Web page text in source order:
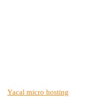
Yacal micro hosting